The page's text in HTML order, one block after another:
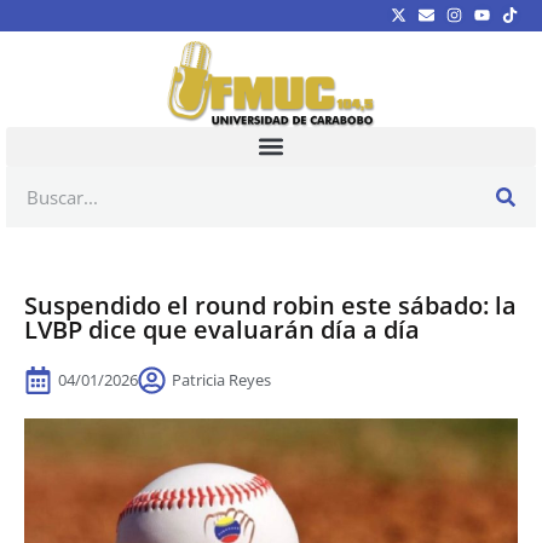
Suspendido el round robin este sábado: la
LVBP dice que evaluarán día a día
04/01/2026 Patricia Reyes